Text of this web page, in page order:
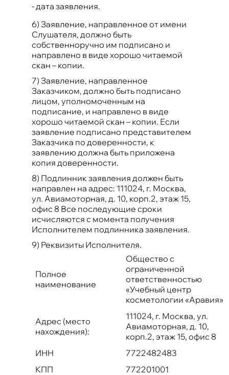
- дата заявления.
6) Заявление, направленное от имени
Слушателя, должно быть
собственноручно им подписано и
направлено в виде хорошо читаемой
скан – копии.
7) Заявление, направленное
Заказчиком, должно быть подписано
лицом, уполномоченным на
подписание, и направлено в виде
хорошо читаемой скан – копии. Если
заявление подписано представителем
Заказчика по доверенности, к
заявлению должна быть приложена
копия доверенности.
8) Подлинник заявления должен быть
направлен на адрес: 111024, г. Москва,
ул. Авиамоторная, д. 10, корп.2, этаж 15,
офис 8 Все последующие сроки
исчисляются с момента получения
Исполнителем подлинника заявления.
9) Реквизиты Исполнителя.
Полное
наименование
Общество с
ограниченной
ответственностью
«Учебный центр
косметологии «Аравия»
Адрес (место
нахождения):
111024, г. Москва, ул.
Авиамоторная, д. 10,
корп.2, этаж 15, офис 8
ИНН
7722482483
КПП
772201001